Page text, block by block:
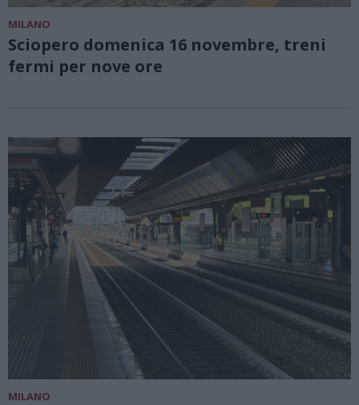
MILANO
Sciopero domenica 16 novembre, treni
fermi per nove ore
MILANO